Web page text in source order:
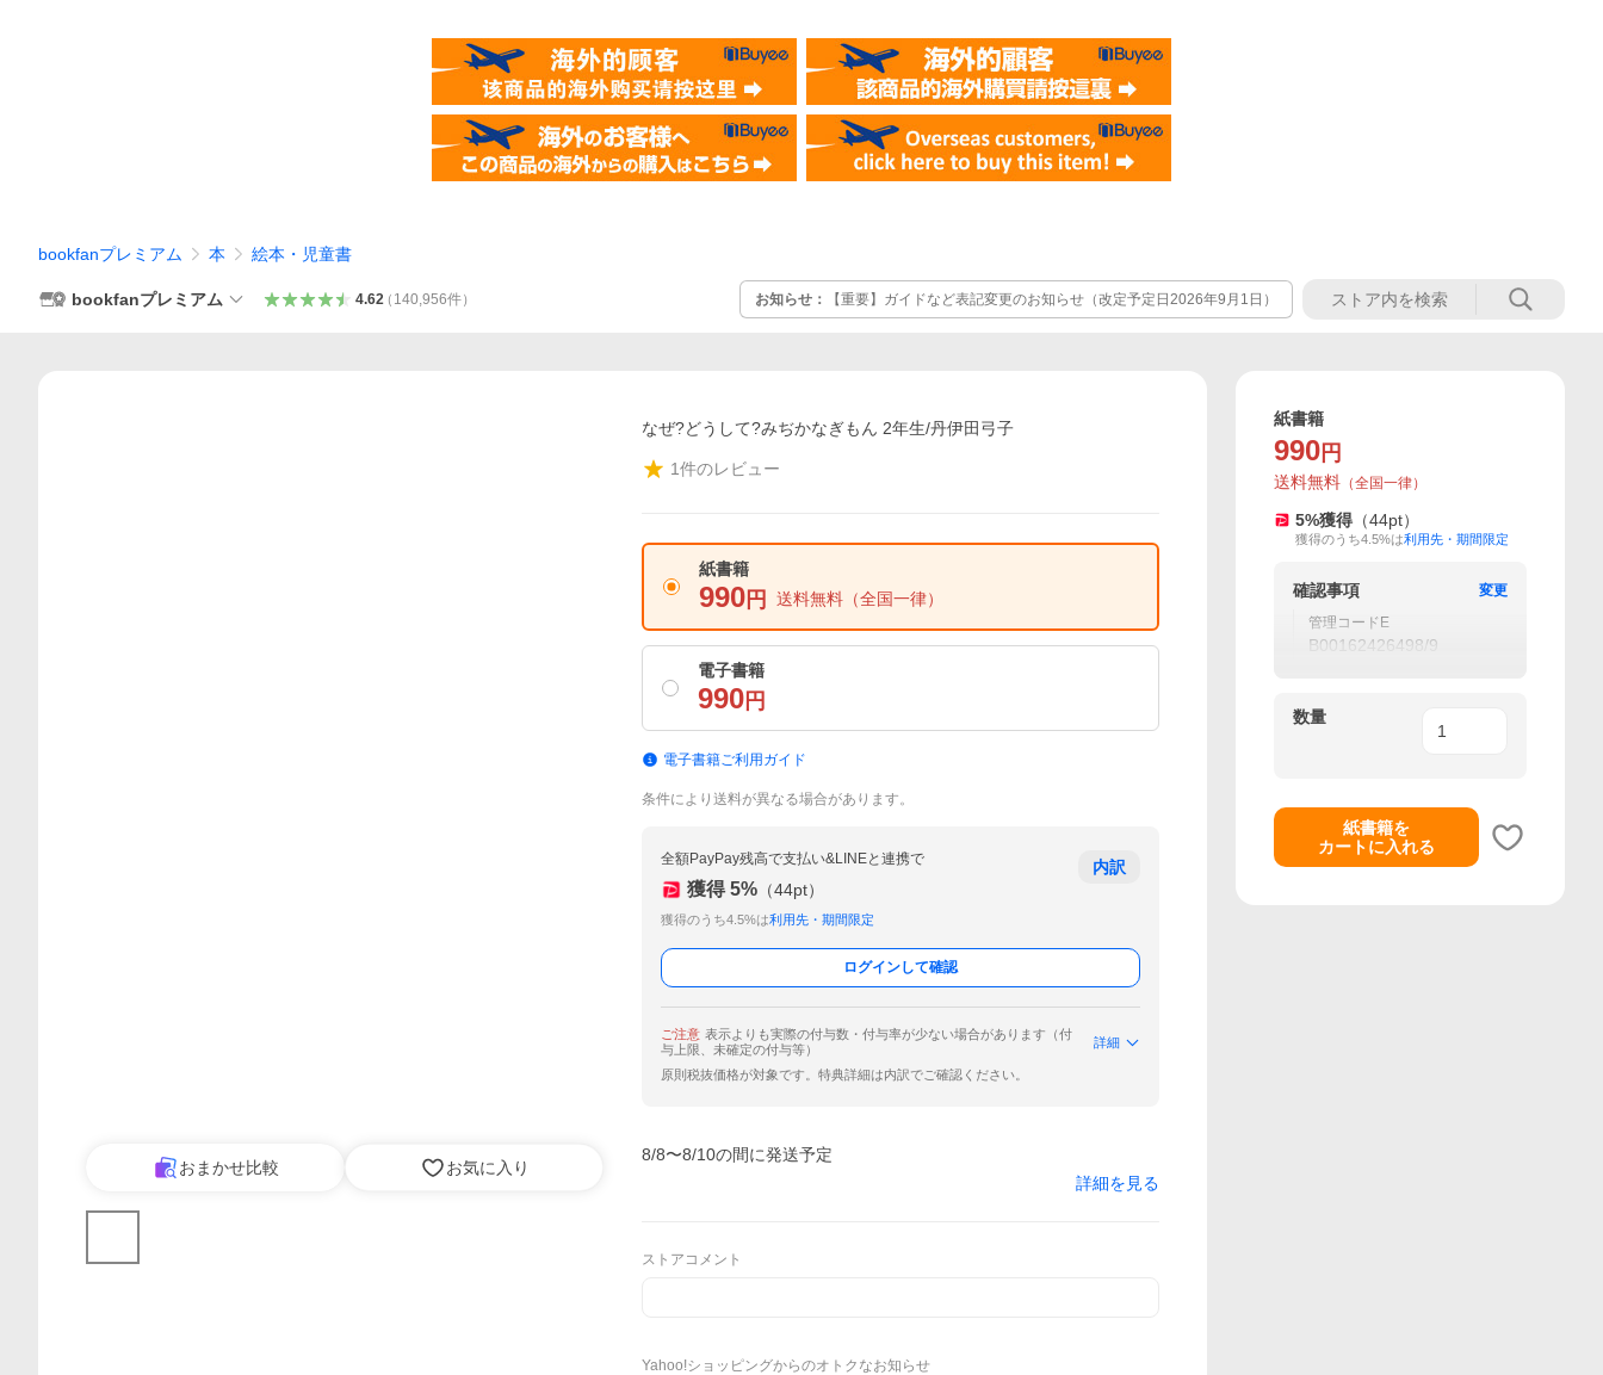
bookfanプレミアム 本 絵本・児童書
bookfanプレミアム 4.62（ 140,956件） お知らせ： 【重要】ガイドなど表記変更のお知らせ（改定予定日2026年9月1日）
おまかせ比較 お気に入り
なぜ?どうして?みぢかなぎもん 2年生/丹伊田弓子
1件のレビュー
紙書籍
990 円 送料無料 （全国一律）
電子書籍
990 円
電子書籍ご利用ガイド
条件により送料が異なる場合があります。
全額PayPay残高で支払い&LINEと連携で
獲得 5% （44pt）
獲得のうち4.5%は利用先・期間限定
内訳
ログインして確認
ご注意 表示よりも実際の付与数・付与率が少ない場合があります（付
与上限、未確定の付与等）
詳細
原則税抜価格が対象です。特典詳細は内訳でご確認ください。
8/8〜8/10の間に発送予定
詳細を見る
ストアコメント
Yahoo!ショッピングからのオトクなお知らせ
紙書籍
990 円
送料無料 （全国一律）
5%獲得 （44pt）
獲得のうち4.5%は利用先・期間限定
確認事項
変更
管理コードE
B00162426498/9
数量
紙書籍を
カートに入れる